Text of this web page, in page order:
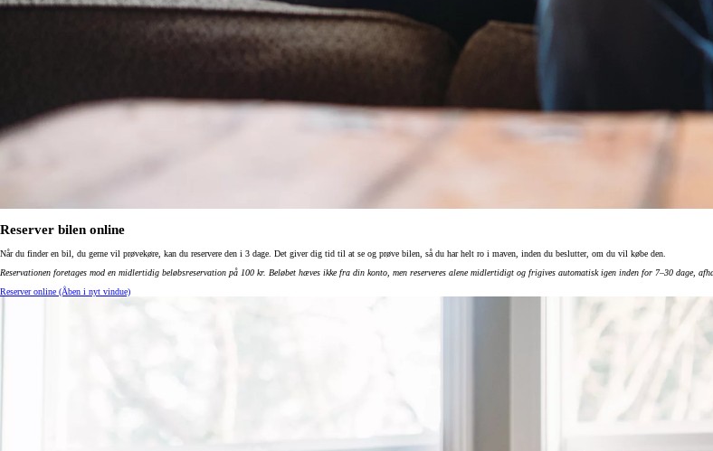
Yaris
HYBRID
Den nye
Reserver bilen online
Når du finder en bil, du gerne vil prøvekøre, kan du reservere den i 3 dage. Det giver dig tid til at se og prøve bilen, så du har helt ro i maven, inden du beslutter, om du vil købe den.
Reservationen foretages mod en midlertidig beløbsreservation på 100 kr. Beløbet hæves ikke fra din konto, men reserveres alene midlertidigt og frigives automatisk igen inden for 7–30 dage,
Reserver online (Åben i nyt vindue)